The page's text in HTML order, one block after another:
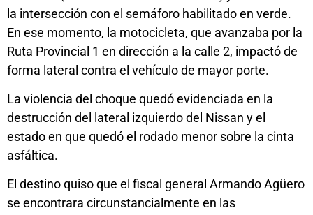
la intersección con el semáforo habilitado en verde.
En ese momento, la motocicleta, que avanzaba por la
Ruta Provincial 1 en dirección a la calle 2, impactó de
forma lateral contra el vehículo de mayor porte.
La violencia del choque quedó evidenciada en la
destrucción del lateral izquierdo del Nissan y el
estado en que quedó el rodado menor sobre la cinta
asfáltica.
El destino quiso que el fiscal general Armando Agüero
se encontrara circunstancialmente en las